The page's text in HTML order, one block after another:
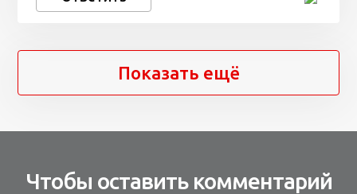
Показать ещё
Чтобы оставить комментарий